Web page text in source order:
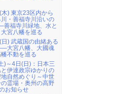
) 東京23区内から
・善福寺川沿いの
善福寺川緑地、水と
宮八幡を巡る
) 武蔵国の由緒ある
大宮八幡、大國魂
不動を巡る
)～4日(日)：日本三
伊達政宗ゆかりの
自然めぐり～中世
霊場・奥州の高野
お知らせ